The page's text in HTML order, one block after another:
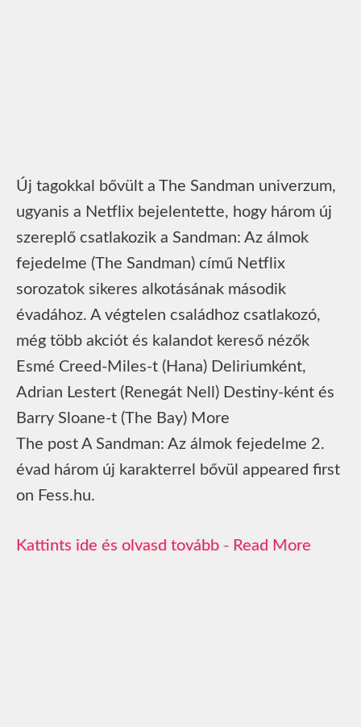
Új tagokkal bővült a The Sandman univerzum,
ugyanis a Netflix bejelentette, hogy három új
szereplő csatlakozik a Sandman: Az álmok
fejedelme (The Sandman) című Netflix
sorozatok sikeres alkotásának második
évadához. A végtelen családhoz csatlakozó,
még több akciót és kalandot kereső nézők
Esmé Creed-Miles-t (Hana) Deliriumként,
Adrian Lestert (Renegát Nell) Destiny-ként és
Barry Sloane-t (The Bay) More
The post A Sandman: Az álmok fejedelme 2.
évad három új karakterrel bővül appeared first
on Fess.hu.
Read More